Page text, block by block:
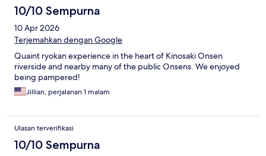
10/10 Sempurna
10 Apr 2026
Terjemahkan dengan Google
Quaint ryokan experience in the heart of Kinosaki Onsen
riverside and nearby many of the public Onsens. We enjoyed
being pampered!
Jillian, perjalanan 1 malam
Ulasan terverifikasi
10/10 Sempurna